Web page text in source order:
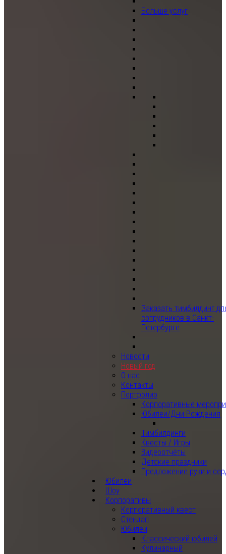
Больше услуг
Заказать тимбилдинг
сотрудников в Санкт-
Петербурге
Новости
Новый год
О нас
Контакты
Портфолио
Корпоративные
Юбилеи/Дни Рождения
Тимбилдинги
Квесты / Игры
Видеоотчёты
Детские праздники
Предложение руки и
Юбилеи
Шоу
Корпоративы
Корпоративный квест
Стендап
Юбилеи
Классический юбилей
Кулинарный